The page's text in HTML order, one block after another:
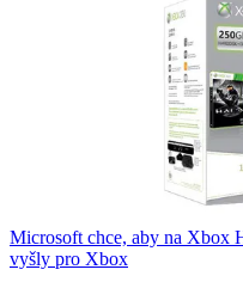
Microsoft chce, aby na Xbox
vyšly pro Xbox